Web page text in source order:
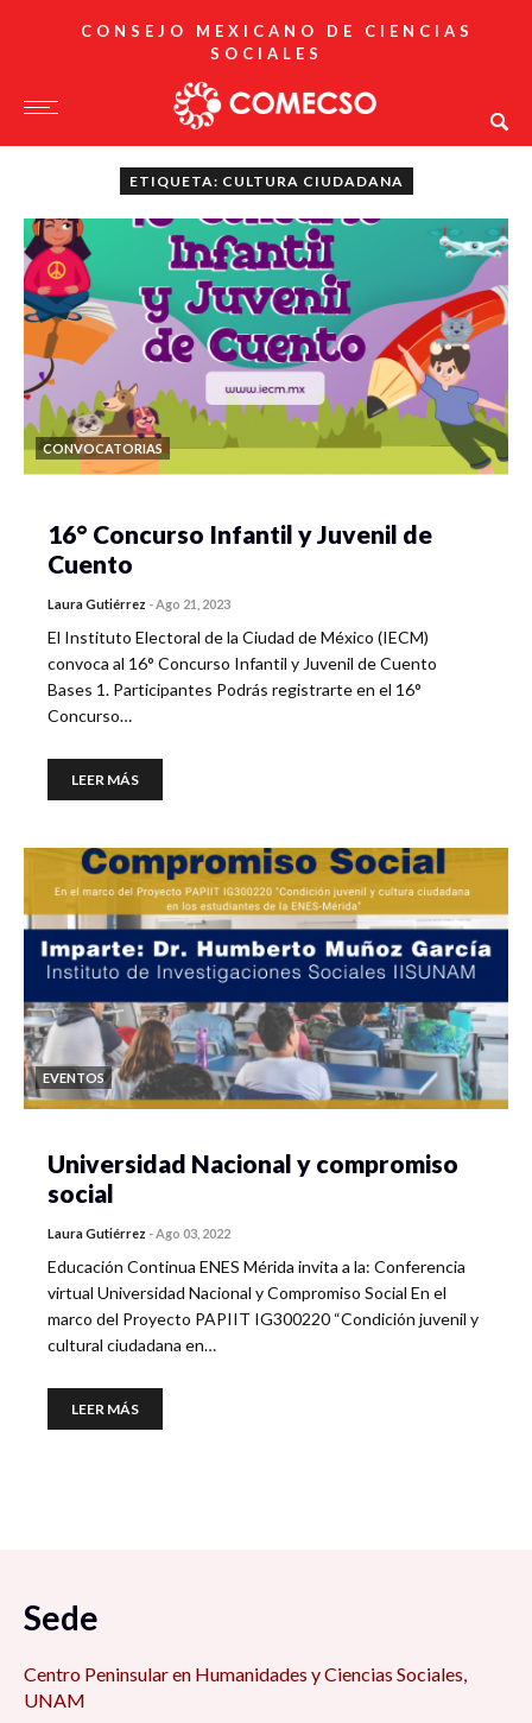
CONSEJO MEXICANO DE CIENCIAS
SOCIALES
ETIQUETA: CULTURA CIUDADANA
CONVOCATORIAS
16° Concurso Infantil y Juvenil de
Cuento
Laura Gutiérrez -Ago 21, 2023
El Instituto Electoral de la Ciudad de México (IECM)
convoca al 16° Concurso Infantil y Juvenil de Cuento
Bases 1. Participantes Podrás registrarte en el 16°
Concurso…
LEER MÁS
EVENTOS
Universidad Nacional y compromiso
social
Laura Gutiérrez -Ago 03, 2022
Educación Continua ENES Mérida invita a la: Conferencia
virtual Universidad Nacional y Compromiso Social En el
marco del Proyecto PAPIIT IG300220 “Condición juvenil y
cultural ciudadana en…
LEER MÁS
Sede
Centro Peninsular en Humanidades y Ciencias Sociales,
UNAM